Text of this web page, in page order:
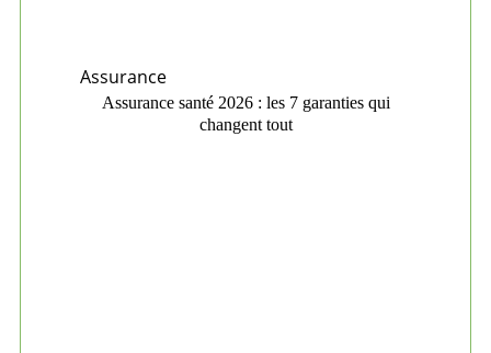
Assurance
Assurance santé 2026 : les 7 garanties qui
changent tout